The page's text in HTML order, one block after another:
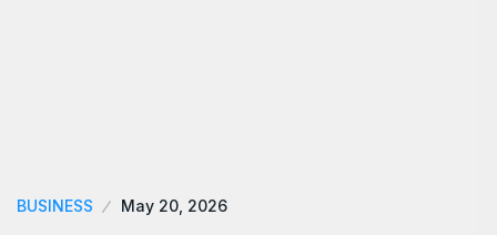
BUSINESS May 20, 2026